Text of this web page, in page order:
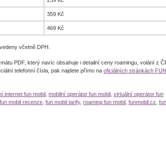
359 Kč
469 Kč
včetně DPH.
PDF, který navíc obsahuje i detailní ceny roamingu, volání z
telefonní čísla, pak najdete přímo na oficiálních stránkách FUN
internet fun mobil mobilní operátor fun mobil virtuální operátor fun
fun mobil recenze fun mobil tarify, roaming fun mobil funmobil.cz fun